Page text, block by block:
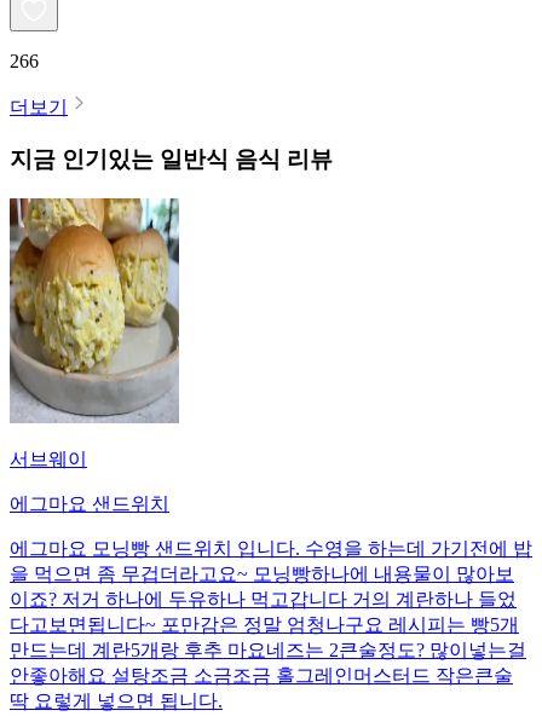
266
더보기
지금 인기있는 일반식 음식 리뷰
서브웨이
에그마요 샌드위치
에그마요 모닝빵 샌드위치 입니다. 수영을 하는데 가기전에 밥
을 먹으면 좀 무겁더라고요~ 모닝빵하나에 내용물이 많아보
이죠? 저거 하나에 두유하나 먹고갑니다 거의 계란하나 들었
다고보면됩니다~ 포만감은 정말 엄청나구요 레시피는 빵5개
만드는데 계란5개랑 후추 마요네즈는 2큰술정도? 많이넣는걸
안좋아해요 설탕조금 소금조금 홀그레인머스터드 작은큰술
딱 요렇게 넣으면 됩니다.